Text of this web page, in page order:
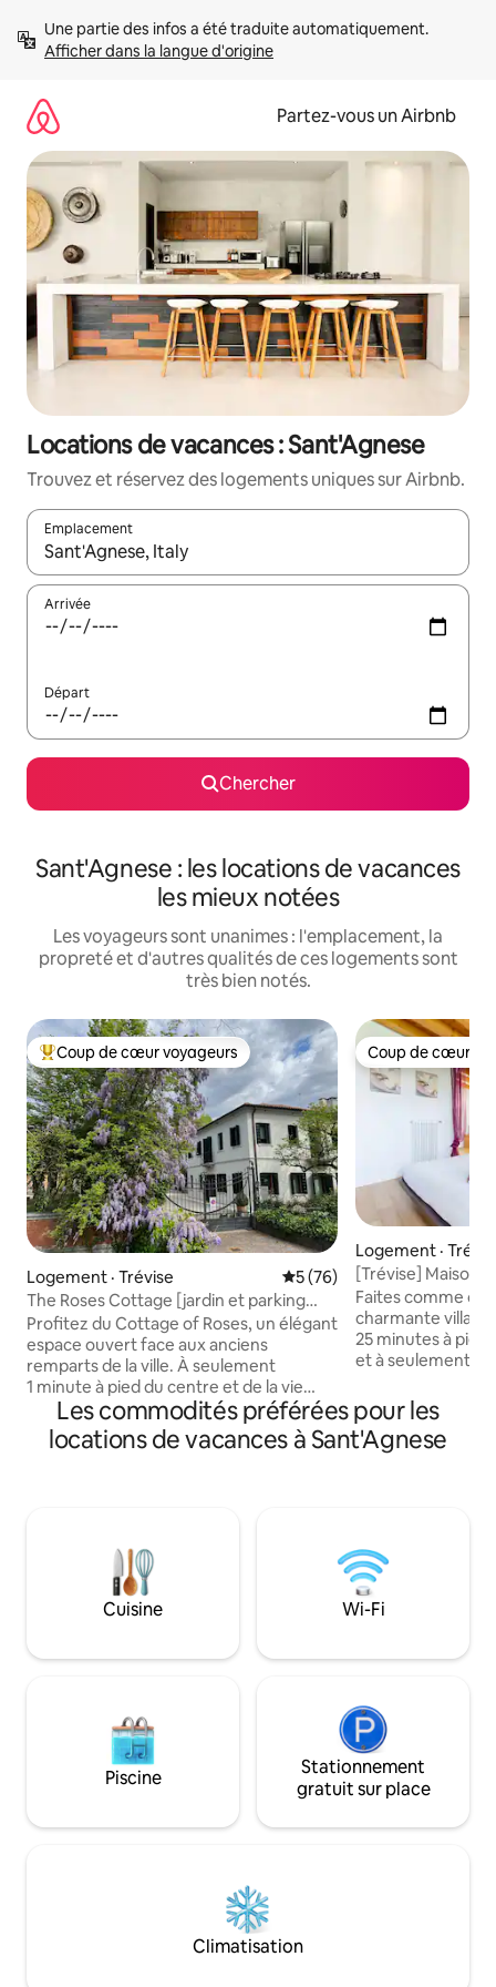
directement
Afficher dans la langue d'origine
Partez-vous un Airbnb
Locations de vacances : Sant'Agnese
Trouvez et réservez des logements uniques sur Airbnb.
Emplacement
Quand les résultats sont affichés, parcourez-les en utilisant
Arrivée
Départ
Chercher
Sant'Agnese : les locations de vacances
les mieux notées
Les voyageurs sont unanimes : l'emplacement, la
propreté et d'autres qualités de ces logements sont
très bien notés.
Coup de cœur voyageurs parmi les plus aimés
Coup de cœur voyageurs
Logement · Trévise Note moyenne de 5 sur 5,
5 (76)
The Roses Cottage [jardin et parking
gratuit]
Profitez du Cottage of Roses, un élégant
espace ouvert face aux anciens
remparts de la ville. À seulement
1 minute à pied du centre et de la vie
nocturne. Entrée privée, à côté de la
maison des propriétaires, mais avec une
intimité totale. Jardin et serre pour se
même. Panier de bienvenue et minibar
inclus. Blanchisserie gratuite.
Stationnement gratuit, vélos gratuits et
entreposage des bagages avant/après
30 minutes en train.
Coup de cœur
Coup de cœur
Logement ·
[Trévise] Maison
et confortable
Faites comme
charmante villa,
25 minutes à
et à seulement 5
2 salles de bain,
une cuisine
pouvant accueillir
plats italiens
Trévise Antonio
10 minutes en
Les commodités préférées pour les
locations de vacances à Sant'Agnese
Cuisine Wi-Fi
Piscine
Stationnement
gratuit sur place
Climatisation